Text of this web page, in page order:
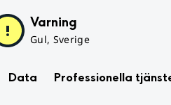
Varning
Gul, Sverige
Data Professionella